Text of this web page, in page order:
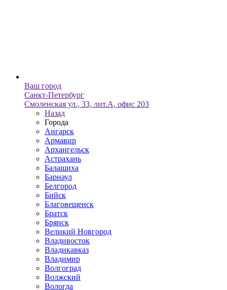
Ваш город
Санкт-Петербург
Смоленская ул., 33, лит.А, офис 203
Назад
Города
Ангарск
Армавир
Архангельск
Астрахань
Балашиха
Барнаул
Белгород
Бийск
Благовещенск
Братск
Брянск
Великий Новгород
Владивосток
Владикавказ
Владимир
Волгоград
Волжский
Вологда